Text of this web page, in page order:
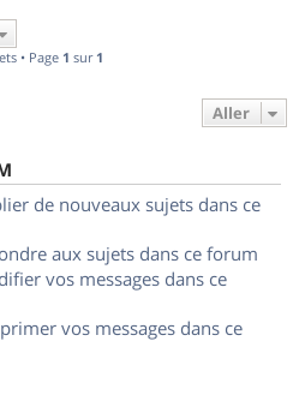
• Page 1 sur 1
Aller
de nouveaux sujets dans ce
aux sujets dans ce forum
vos messages dans ce
vos messages dans ce